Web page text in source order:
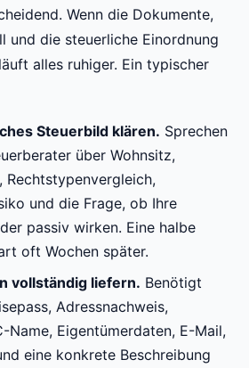
Wenn die Dokumente,
und die steuerliche Einordnung
alles ruhiger. Ein typischer
Steuerbild klären. Sprechen
über Wohnsitz,
Rechtstypenvergleich,
und die Frage, ob Ihre
passiv wirken. Eine halbe
oft Wochen später.
vollständig liefern. Benötigt
Adressnachweis,
Name, Eigentümerdaten, E-Mail,
eine konkrete Beschreibung